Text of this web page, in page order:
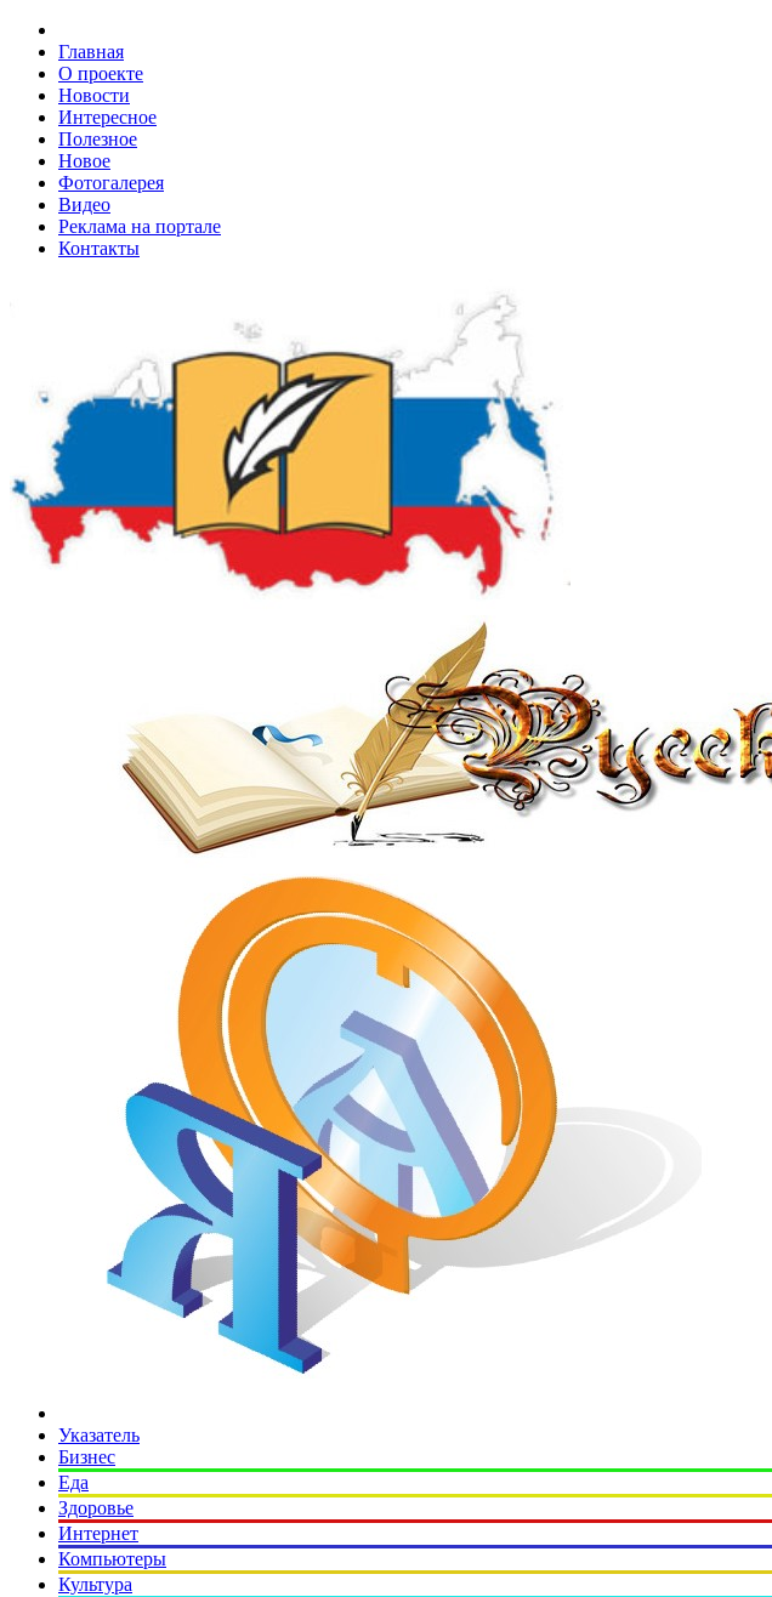
Главная
О проекте
Новости
Интересное
Полезное
Новое
Фотогалерея
Видео
Реклама на портале
Контакты
Указатель
Бизнес
Еда
Здоровье
Интернет
Компьютеры
Культура